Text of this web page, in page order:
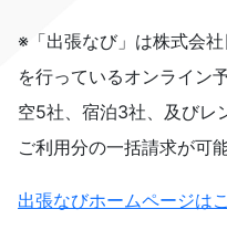
※「出張なび」は株式会
を行っているオンライン
空5社、宿泊3社、及びレ
ご利用分の一括請求が可
出張なびホームページは